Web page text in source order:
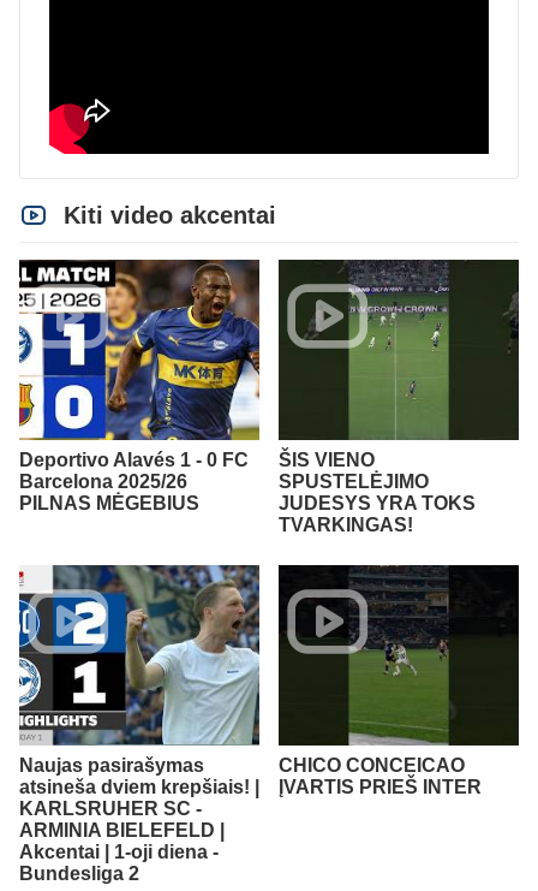
Kiti video akcentai
Deportivo Alavés 1 - 0 FC
Barcelona 2025/26
PILNAS MĖGEBIUS
ŠIS VIENO
SPUSTELĖJIMO
JUDESYS YRA TOKS
TVARKINGAS!
Naujas pasirašymas
atsineša dviem krepšiais! |
KARLSRUHER SC -
ARMINIA BIELEFELD |
Akcentai | 1-oji diena -
Bundesliga 2
CHICO CONCEICAO
ĮVARTIS PRIEŠ INTER